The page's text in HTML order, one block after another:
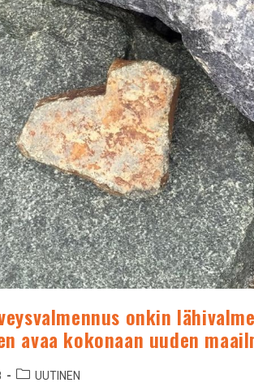
onkin
avaa kokonaan uuden
UUTINEN